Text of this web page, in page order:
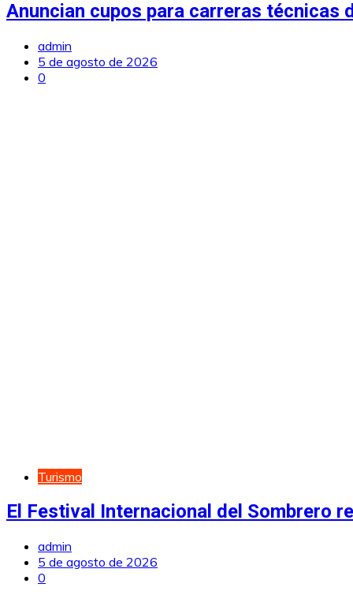
Anuncian cupos para carreras técnicas
admin
5 de agosto de 2026
0
Turismo
El Festival Internacional del Sombrero
admin
5 de agosto de 2026
0